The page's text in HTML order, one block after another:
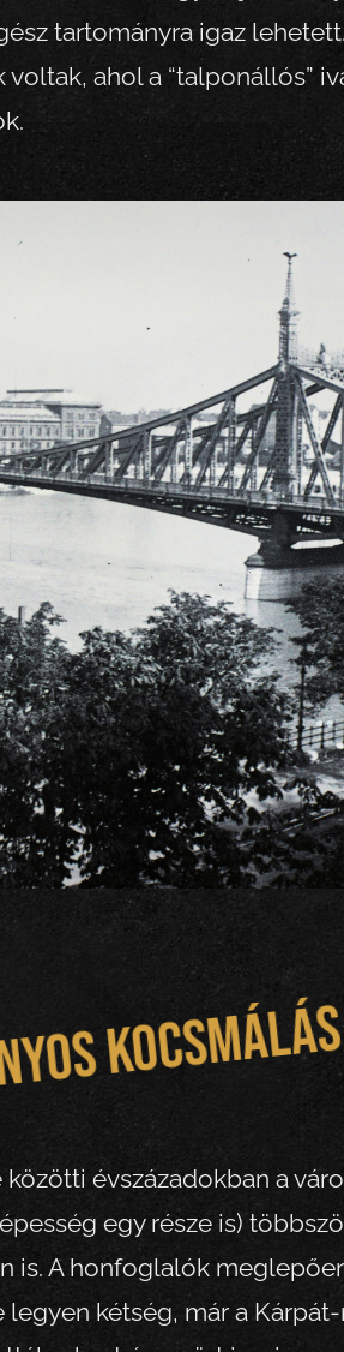
tartományra igaz
ahol a “talponállós”
kocsmálás
évszázadokban a
egy része is)
is. A honfoglalók
legyen kétség, már a